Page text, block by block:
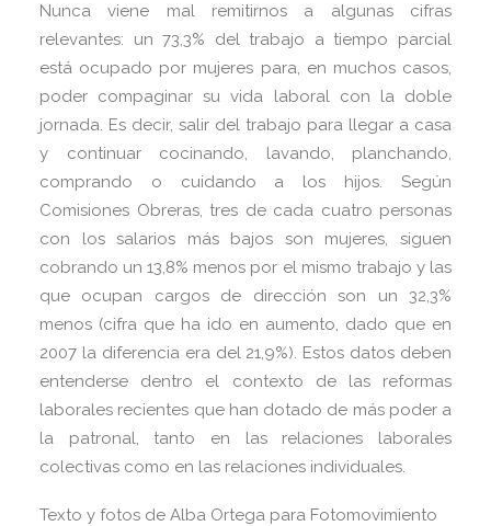
Nunca viene mal remitirnos a algunas cifras
relevantes: un 73,3% del trabajo a tiempo parcial
está ocupado por mujeres para, en muchos casos,
poder compaginar su vida laboral con la doble
jornada. Es decir, salir del trabajo para llegar a casa
y continuar cocinando, lavando, planchando,
comprando o cuidando a los hijos. Según
Comisiones Obreras, tres de cada cuatro personas
con los salarios más bajos son mujeres, siguen
cobrando un 13,8% menos por el mismo trabajo y las
que ocupan cargos de dirección son un 32,3%
menos (cifra que ha ido en aumento, dado que en
2007 la diferencia era del 21,9%). Estos datos deben
entenderse dentro el contexto de las reformas
laborales recientes que han dotado de más poder a
la patronal, tanto en las relaciones laborales
colectivas como en las relaciones individuales.
Texto y fotos de Alba Ortega para Fotomovimiento